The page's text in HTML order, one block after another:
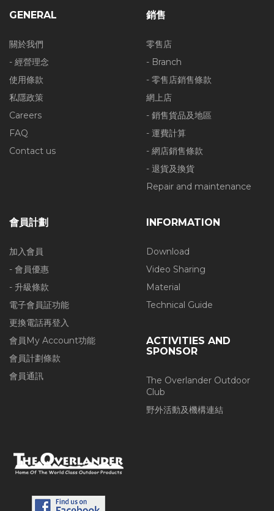
GENERAL
關於我們
- 經營理念
使用條款
私隱政策
Careers
FAQ
Contact us
銷售
零售店
- Branch
- 零售店銷售條款
網上店
- 銷售貨品及地區
- 運費計算
- 網店銷售條款
- 退貨及換貨
Repair and maintenance
會員計劃
加入會員
- 會員優惠
- 升級條款
電子會員証功能
更換電話再登入
會員My Account功能
會員計劃條款
會員通訊
INFORMATION
Download
Video Sharing
Material
Technical Guide
ACTIVITIES AND
SPONSOR
The Overlander Outdoor
Club
野外活動及機構連結